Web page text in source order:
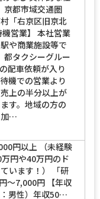
なし 具体的な仕
京都市域交通圏
「右京区旧京北
営業】 本社営業
や商業施設等で
タクシーグルー
配車依頼が入り
機での営業より
上の半分以上が
加…
円以上 （未経験
円や40万円のド
います！） 「研